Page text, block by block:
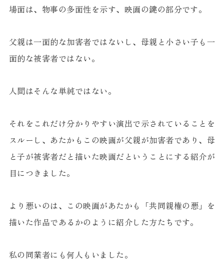
場面は、物事の多面性を示す、映画の鍵の部分です。
父親は一面的な加害者ではないし、母親と小さい子も一
面的な被害者ではない。
人間はそんな単純ではない。
それをこれだけ分かりやすい演出で示されていることを
スルーし、あたかもこの映画が父親が加害者であり、母
と子が被害者だと描いた映画だということにする紹介が
目につきました。
より悪いのは、この映画があたかも「共同親権の悪」を
描いた作品であるかのように紹介した方たちです。
私の同業者にも何人もいました。